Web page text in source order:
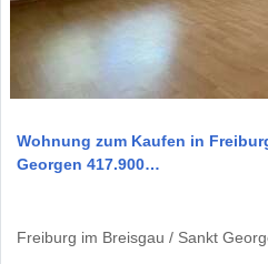
Wohnung zum Kaufen in
Georgen 417.900…
Freiburg im Breisgau / Sankt